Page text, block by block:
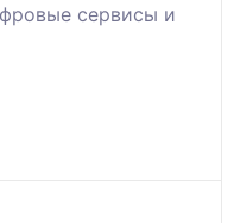
сервисы и